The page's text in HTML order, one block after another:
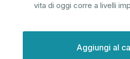
vita di oggi corre a livelli